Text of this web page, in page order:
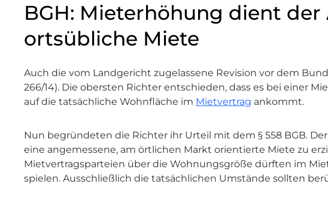
BGH: Mieterhöhung dient der
ortsübliche Miete
Auch die vom Landgericht zugelassene Revision vor dem
266/14). Die obersten Richter entschieden, dass es bei einer
auf die tatsächliche Wohnfläche im Mietvertrag ankommt.
Nun begründeten die Richter ihr Urteil mit dem § 558 BGB.
eine angemessene, am örtlichen Markt orientierte Miete zu
Mietvertragsparteien über die Wohnungsgröße dürften im
spielen. Ausschließlich die tatsächlichen Umstände sollten